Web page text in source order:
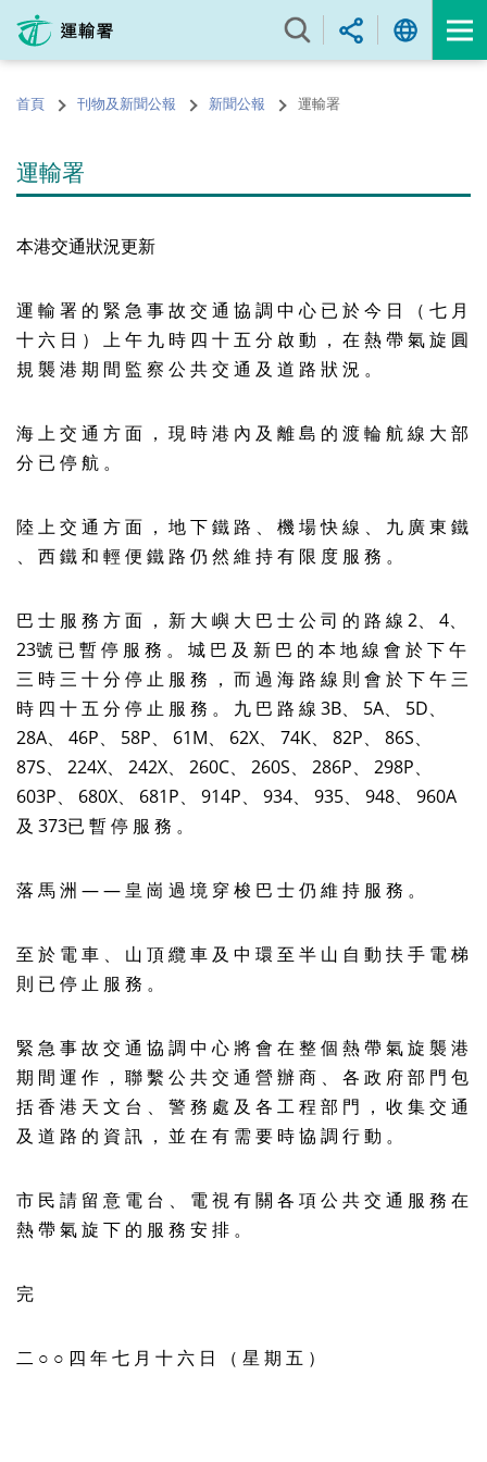
內
的首頁 刊物及新聞公報 新聞公報 運輸署
運輸署
本港交通狀況更新
運 輸 署 的 緊 急 事 故 交 通 協 調 中 心 已 於 今 日 （ 七 月
十 六 日 ） 上 午 九 時 四 十 五 分 啟 動 ， 在 熱 帶 氣 旋 圓
規 襲 港 期 間 監 察 公 共 交 通 及 道 路 狀 況 。
海 上 交 通 方 面 ， 現 時 港 內 及 離 島 的 渡 輪 航 線 大 部
分 已 停 航 。
陸 上 交 通 方 面 ， 地 下 鐵 路 、 機 場 快 線 、 九 廣 東 鐵
、 西 鐵 和 輕 便 鐵 路 仍 然 維 持 有 限 度 服 務 。
巴 士 服 務 方 面 ， 新 大 嶼 大 巴 士 公 司 的 路 線 2、 4、
23號 已 暫 停 服 務 。 城 巴 及 新 巴 的 本 地 線 會 於 下 午
三 時 三 十 分 停 止 服 務 ， 而 過 海 路 線 則 會 於 下 午 三
時 四 十 五 分 停 止 服 務 。 九 巴 路 線 3B、 5A、 5D、
28A、 46P、 58P、 61M、 62X、 74K、 82P、 86S、
87S、 224X、 242X、 260C、 260S、 286P、 298P、
603P、 680X、 681P、 914P、 934、 935、 948、 960A
及 373已 暫 停 服 務 。
落 馬 洲 — — 皇 崗 過 境 穿 梭 巴 士 仍 維 持 服 務 。
至 於 電 車 、 山 頂 纜 車 及 中 環 至 半 山 自 動 扶 手 電 梯
則 已 停 止 服 務 。
緊 急 事 故 交 通 協 調 中 心 將 會 在 整 個 熱 帶 氣 旋 襲 港
期 間 運 作 ， 聯 繫 公 共 交 通 營 辦 商 、 各 政 府 部 門 包
括 香 港 天 文 台 、 警 務 處 及 各 工 程 部 門 ， 收 集 交 通
及 道 路 的 資 訊 ， 並 在 有 需 要 時 協 調 行 動 。
市 民 請 留 意 電 台 、 電 視 有 關 各 項 公 共 交 通 服 務 在
熱 帶 氣 旋 下 的 服 務 安 排 。
完
二 ○ ○ 四 年 七 月 十 六 日 （ 星 期 五 ）